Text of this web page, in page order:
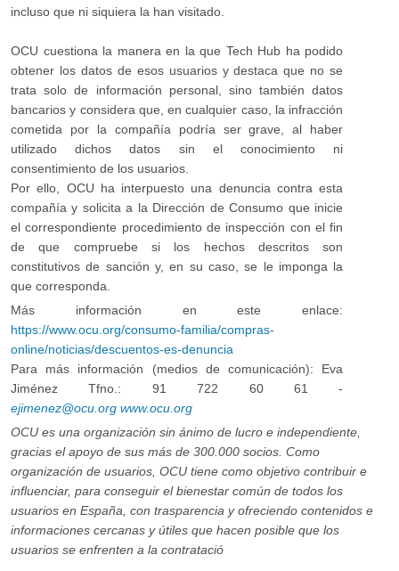
incluso que ni siquiera la han visitado.
OCU cuestiona la manera en la que Tech Hub ha podido
obtener los datos de esos usuarios y destaca que no se
trata solo de información personal, sino también datos
bancarios y considera que, en cualquier caso, la infracción
cometida por la compañía podría ser grave, al haber
utilizado dichos datos sin el conocimiento ni
consentimiento de los usuarios.
Por ello, OCU ha interpuesto una denuncia contra esta
compañía y solicita a la Dirección de Consumo que inicie
el correspondiente procedimiento de inspección con el fin
de que compruebe si los hechos descritos son
constitutivos de sanción y, en su caso, se le imponga la
que corresponda.
Más información en este enlace:
https://www.ocu.org/consumo-familia/compras-
online/noticias/descuentos-es-denuncia
Para más información (medios de comunicación): Eva
JiménezTfno.: 91 722 60 61 -
ejimenez@ocu.org www.ocu.org
OCU es una organización sin ánimo de lucro e independiente,
gracias el apoyo de sus más de 300.000 socios. Como
organización de usuarios, OCU tiene como objetivo contribuir e
influenciar, para conseguir el bienestar común de todos los
usuarios en España, con trasparencia y ofreciendo contenidos e
informaciones cercanas y útiles que hacen posible que los
usuarios se enfrenten a la contratació